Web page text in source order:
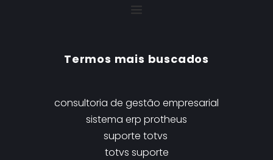
Termos mais buscados
consultoria de gestão empresarial
sistema erp protheus
suporte totvs
totvs suporte